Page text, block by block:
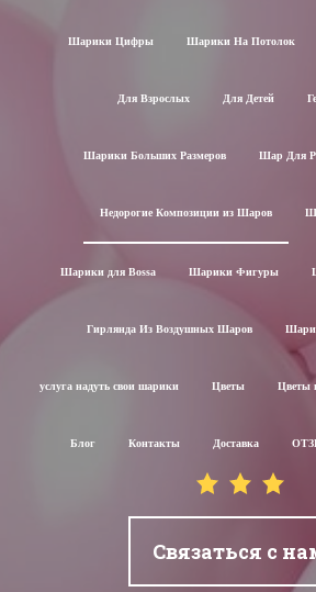
Шарики Цифры Шарики На Потолок
Для Взрослых Для Детей
Шарики Больших Размеров Шар Для
Недорогие Композиции из Шаров
Шарики для Воssa Шарики Фигуры
Гирлянда Из Воздушных Шаров
услуга надуть свои шарики Цветы Цветы
Блог Контакты Доставка
Связаться с